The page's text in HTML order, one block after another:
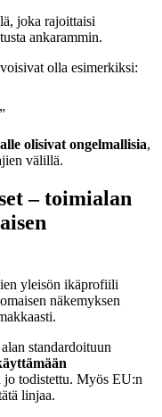
joka rajoittaisi
ankarammin.
olla esimerkiksi:
olisivat ongelmallisia,
välillä.
– toimialan
yleisön ikäprofiili
näkemyksen
standardoituun
jo todistettu. Myös EU:n
linjaa.